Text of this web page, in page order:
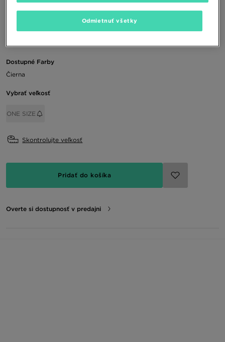
Dostupné Farby
Čierna
Vybrať veľkosť
ONE SIZE
Skontrolujte veľkosť
Pridať do košíka
Overte si dostupnosť v predajni
Odmietnuť všetky